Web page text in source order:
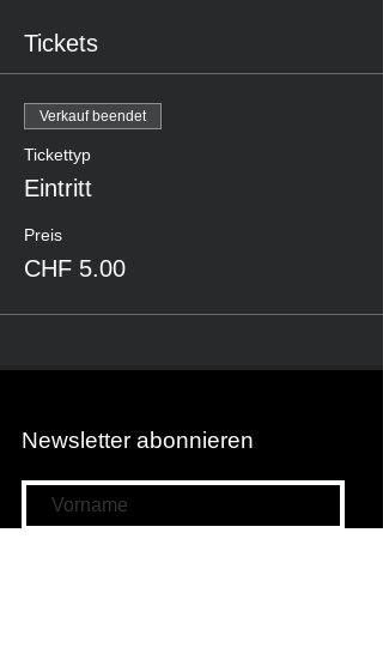
Tickets
Verkauf beendet
Tickettyp
Eintritt
Preis
CHF 5.00
Newsletter abonnieren